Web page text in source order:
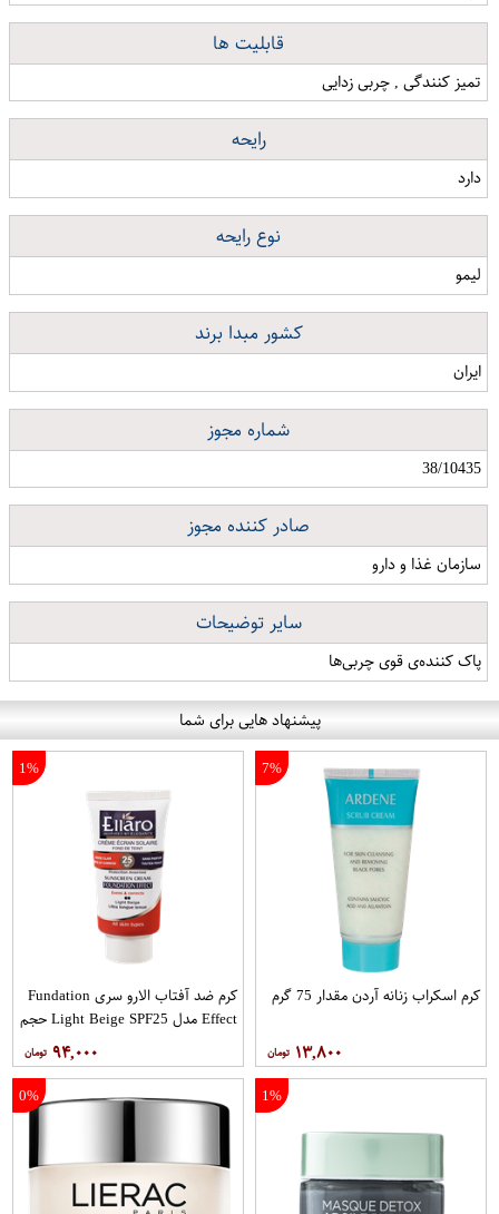
قابلیت ها
تمیز کنندگی , چربی زدایی
رایحه
دارد
نوع رایحه
لیمو
کشور مبدا برند
ایران
شماره مجوز
38/10435
صادر کننده مجوز
سازمان غذا و دارو
سایر توضیحات
پاک کننده‌ی قوی چربی‌ها
پیشنهاد هایی برای شما
7%
کرم اسکراب زنانه آردن مقدار 75 گرم
۱۳,۸۰۰
1%
کرم ضد آفتاب الارو سری Fundation
Effect مدل Light Beige SPF25 حجم
۹۴,۰۰۰
1%
0%